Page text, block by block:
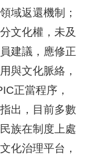
域返還機制；
文化權，未及
建議，應修正
與文化脈絡，
正當程序，
出，目前多數
族在制度上處
化治理平台，